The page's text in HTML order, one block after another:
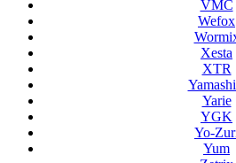
VMC
Wefox
Xesta
XTR
Yarie
YGK
Yo-
Yum